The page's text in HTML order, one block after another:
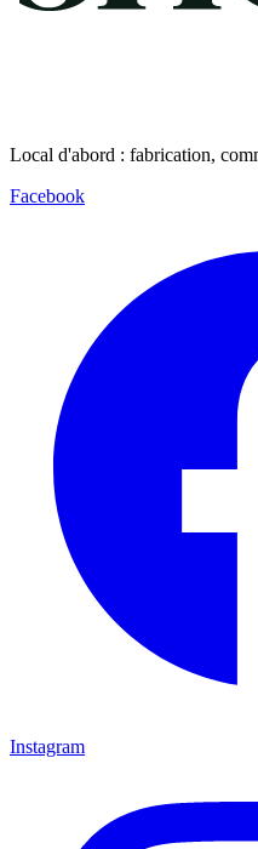
Local d'abord : fabrication,
Facebook
Instagram